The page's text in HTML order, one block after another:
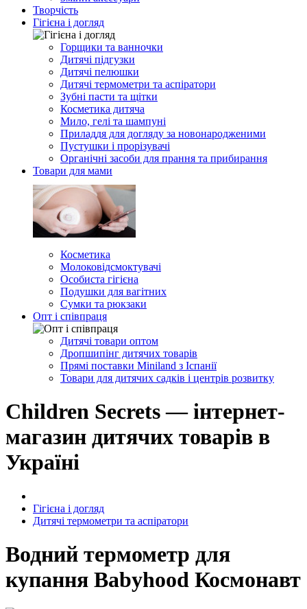
Творчість
Гігієна і догляд
Горщики та ванночки
Дитячі підгузки
Дитячі пелюшки
Дитячі термометри та аспіратори
Зубні пасти та щітки
Косметика дитяча
Мило, гелі та шампуні
Приладдя для догляду за новонародженими
Пустушки і прорізувачі
Органічні засоби для прання та прибирання
Товари для мами
Косметика
Молоковідсмоктувачі
Особиста гігієна
Подушки для вагітних
Сумки та рюкзаки
Опт і співпраця
Дитячі товари оптом
Дропшипінг дитячих товарів
Прямі поставки Miniland з Іспанії
Товари для дитячих садків і центрів розвитку
Children Secrets — інтернет-
магазин дитячих товарів в
Україні
Гігієна і догляд
Дитячі термометри та аспіратори
Водний термометр для
купання Babyhood Космонавт